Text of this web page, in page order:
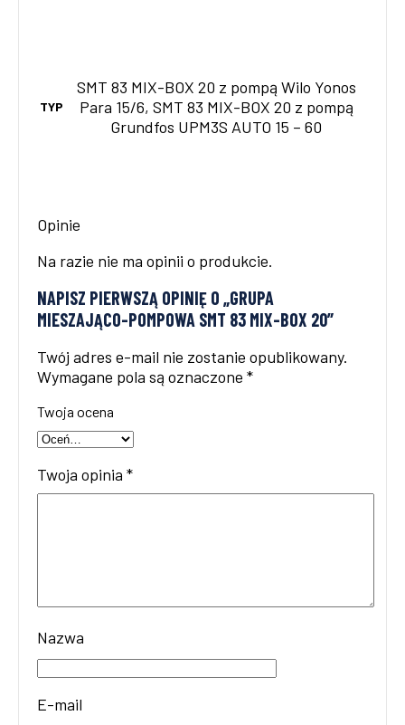
TYP
SMT 83 MIX-BOX 20 z pompą Wilo Yonos
Para 15/6, SMT 83 MIX-BOX 20 z pompą
Grundfos UPM3S AUTO 15 – 60
Opinie
Na razie nie ma opinii o produkcie.
NAPISZ PIERWSZĄ OPINIĘ O „GRUPA
MIESZAJĄCO-POMPOWA SMT 83 MIX-BOX 20”
Twój adres e-mail nie zostanie opublikowany.
Wymagane pola są oznaczone *
Twoja ocena
Twoja opinia *
Nazwa
E-mail